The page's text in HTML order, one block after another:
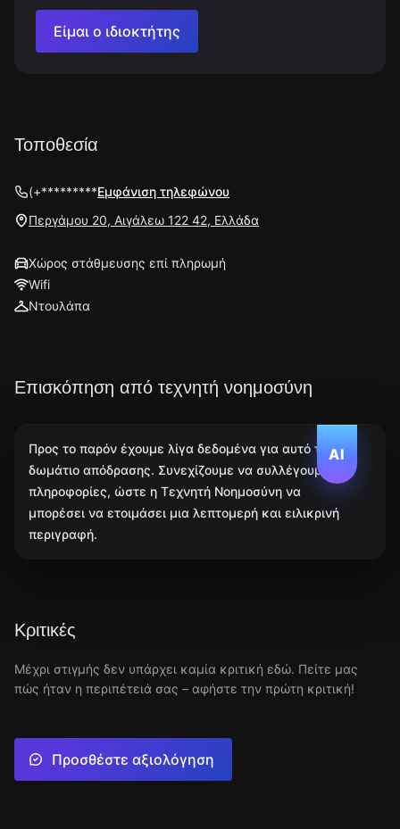
Είμαι ο ιδιοκτήτης
Τοποθεσία
(+*********Εμφάνιση τηλεφώνου
Περγάμου 20, Αιγάλεω 122 42, Ελλάδα
Χώρος στάθμευσης επί πληρωμή
Wifi
Ντουλάπα
Επισκόπηση από τεχνητή νοημοσύνη
AI
Προς το παρόν έχουμε λίγα δεδομένα για αυτό το
δωμάτιο απόδρασης. Συνεχίζουμε να συλλέγουμε
πληροφορίες, ώστε η Τεχνητή Νοημοσύνη να
μπορέσει να ετοιμάσει μια λεπτομερή και ειλικρινή
περιγραφή.
Κριτικές
Μέχρι στιγμής δεν υπάρχει καμία κριτική εδώ. Πείτε μας
πώς ήταν η περιπέτειά σας – αφήστε την πρώτη κριτική!
Προσθέστε αξιολόγηση